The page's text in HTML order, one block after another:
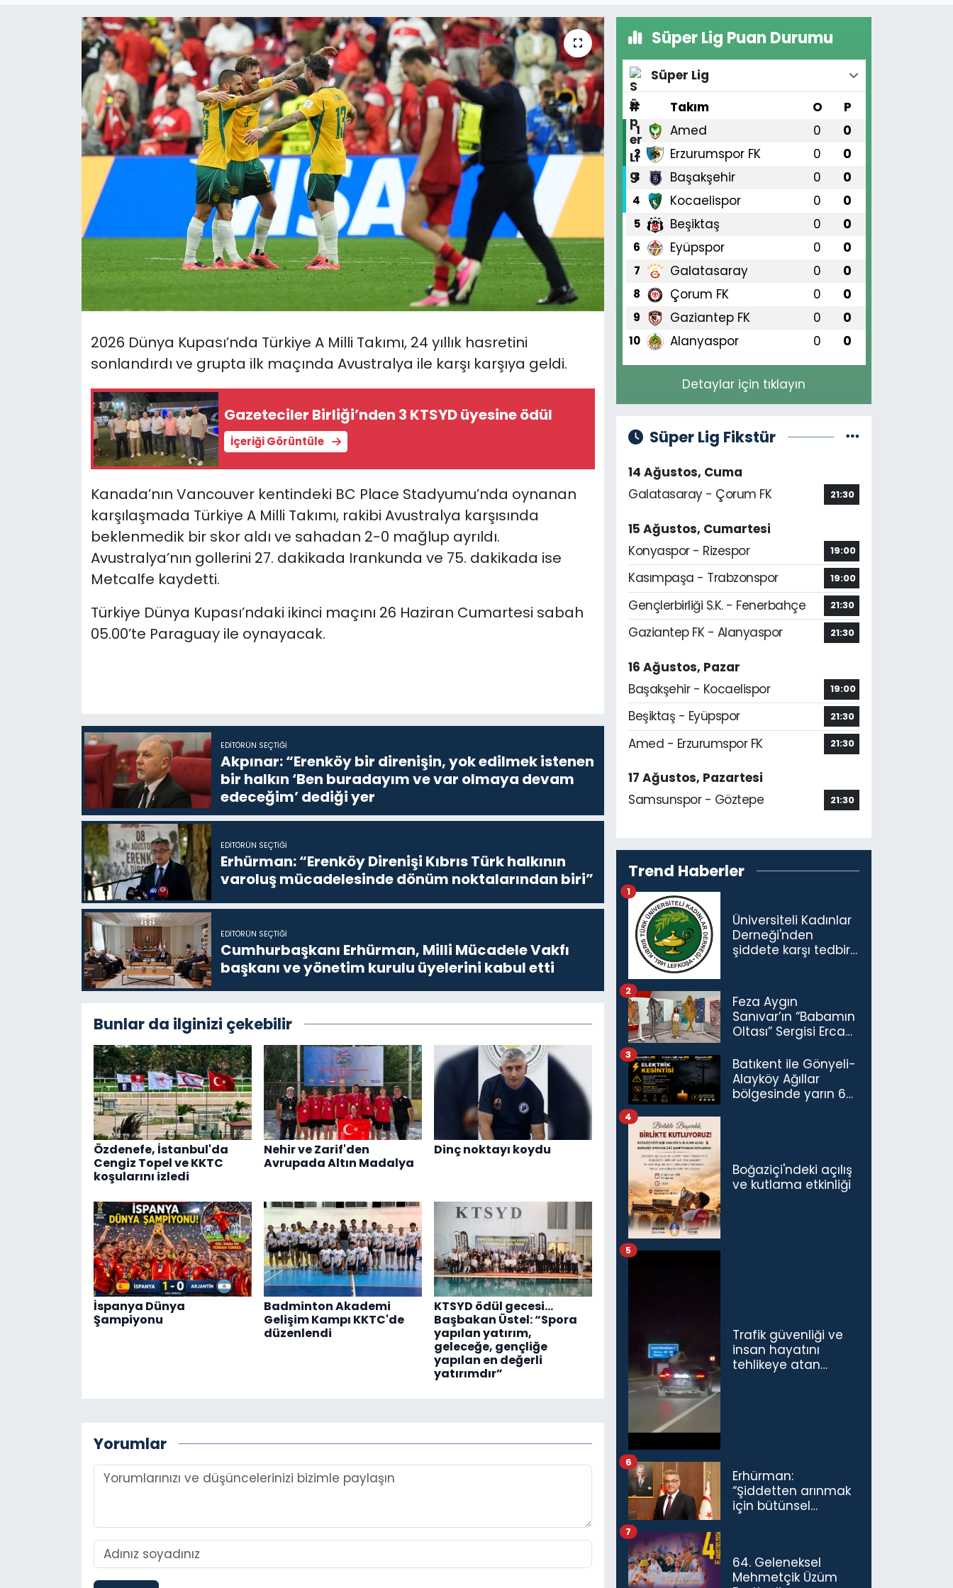
2026 Dünya Kupası’nda Türkiye A Milli Takımı, 24 yıllık hasretini
sonlandırdı ve grupta ilk maçında Avustralya ile karşı karşıya geldi.
Gazeteciler Birliği’nden 3 KTSYD üyesine ödül
İçeriği Görüntüle
Kanada’nın Vancouver kentindeki BC Place Stadyumu’nda oynanan
karşılaşmada Türkiye A Milli Takımı, rakibi Avustralya karşısında
beklenmedik bir skor aldı ve sahadan 2-0 mağlup ayrıldı.
Avustralya’nın gollerini 27. dakikada Irankunda ve 75. dakikada ise
Metcalfe kaydetti.
Türkiye Dünya Kupası’ndaki ikinci maçını 26 Haziran Cumartesi sabah
05.00’te Paraguay ile oynayacak.
EDITÖRÜN SEÇTIĞI
Akpınar: “Erenköy bir direnişin, yok edilmek istenen
bir halkın ‘Ben buradayım ve var olmaya devam
edeceğim’ dediği yer
EDITÖRÜN SEÇTIĞI
Erhürman: “Erenköy Direnişi Kıbrıs Türk halkının
varoluş mücadelesinde dönüm noktalarından biri”
EDITÖRÜN SEÇTIĞI
Cumhurbaşkanı Erhürman, Milli Mücadele Vakfı
başkanı ve yönetim kurulu üyelerini kabul etti
Bunlar da ilginizi çekebilir
Özdenefe, İstanbul'da
Cengiz Topel ve KKTC
koşularını izledi
Nehir ve Zarif'den
Avrupada Altın Madalya
Dinç noktayı koydu
İspanya Dünya
Şampiyonu
Badminton Akademi
Gelişim Kampı KKTC'de
düzenlendi
KTSYD ödül gecesi...
Başbakan Üstel: “Spora
yapılan yatırım,
geleceğe, gençliğe
yapılan en değerli
yatırımdır”
Yorumlar
Süper Lig Puan Durumu
Süper Lig
#
Takım O P
1 Amed 0 0
2 Erzurumspor FK 0 0
3 Başakşehir 0 0
4 Kocaelispor 0 0
5 Beşiktaş 0 0
6 Eyüpspor 0 0
7 Galatasaray 0 0
8 Çorum FK 0 0
9 Gaziantep FK 0 0
10 Alanyaspor 0 0
Detaylar için tıklayın
Süper Lig Fikstür
14 Ağustos, Cuma
Galatasaray - Çorum FK
21:30
15 Ağustos, Cumartesi
Konyaspor - Rizespor
19:00
Kasımpaşa - Trabzonspor 19:00
Gençlerbirliği S.K. - Fenerbahçe 21:30
Gaziantep FK - Alanyaspor 21:30
16 Ağustos, Pazar
Başakşehir - Kocaelispor
19:00
Beşiktaş - Eyüpspor 21:30
Amed - Erzurumspor FK 21:30
17 Ağustos, Pazartesi
Samsunspor - Göztepe
21:30
Trend Haberler
Üniversiteli Kadınlar
Derneği'nden
şiddete karşı tedbir
1
Feza Aygın
Sanıvar’ın “Babamın
Oltası” Sergisi Ercan
Açıldı
2
Batıkent ile Gönyeli-
Alayköy Ağıllar
bölgesinde yarın 6
3
Boğaziçi'ndeki açılış
ve kutlama etkinliği
4
Trafik güvenliği ve
insan hayatını
tehlikeye atan
5
Erhürman:
“Şiddetten arınmak
için bütünsel
6
64. Geleneksel
Mehmetçik Üzüm
7
Gündem
KKTC YEREL SEÇİM 2018
Kültür Sanat
Nöbetçi Eczaneler
Otomobil Dünyası
Politika
Teknoloji
Video Galeri
Yazarlar